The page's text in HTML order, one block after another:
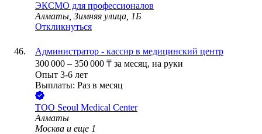
ЭКСМО для профессионалов
Алматы, Зимняя улица, 1Б
Откликнуться
Администратор - кассир в медицинский центр
300 000 – 350 000 ₸ за месяц, на руки
Опыт 3-6 лет
Выплаты: Раз в месяц
ТОО Seoul Medical Center
Алматы
Москва и еще 1